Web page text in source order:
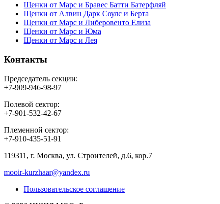
Щенки от Марс и Бравес Батти Батерфляй
Щенки от Алвин Дарк Соулс и Берта
Щенки от Марс и Либеровенто Елиза
Щенки от Марс и Юма
Щенки от Марс и Лея
Контакты
Председатель секции:
+7-909-946-98-97
Полевой сектор:
+7-901-532-42-67
Племенной сектор:
+7-910-435-51-91
119311, г. Москва, ул. Строителей, д.6, кор.7
mooir-kurzhaar@yandex.ru
Пользовательское соглашение